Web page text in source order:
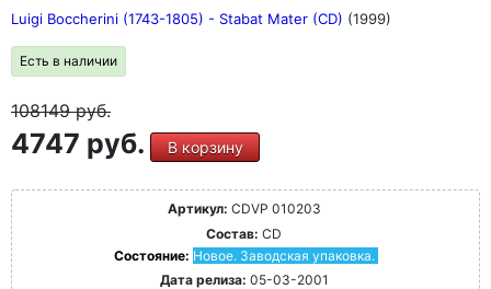
Luigi Boccherini (1743-1805) - Stabat Mater (CD) (1999)
Есть в наличии
108149руб.
4747 руб. В корзину
Артикул: CDVP 010203
Состав: CD
Состояние: Новое. Заводская упаковка.
Дата релиза: 05-03-2001